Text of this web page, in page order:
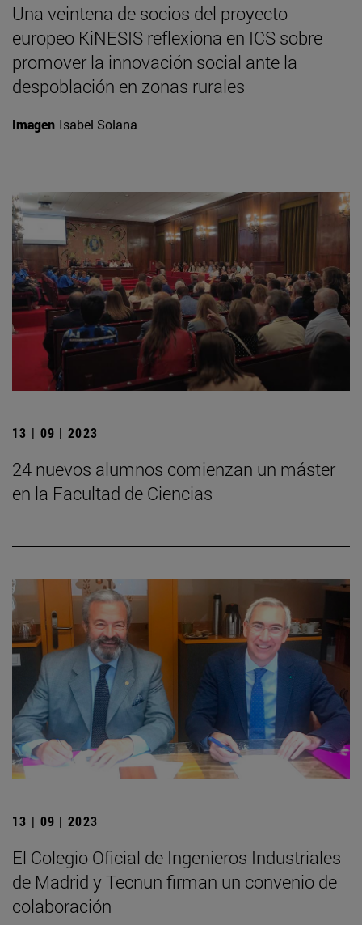
Una veintena de socios del proyecto
europeo KiNESIS reflexiona en ICS sobre
promover la innovación social ante la
despoblación en zonas rurales
Imagen Isabel Solana
13 | 09 | 2023
24 nuevos alumnos comienzan un máster
en la Facultad de Ciencias
13 | 09 | 2023
El Colegio Oficial de Ingenieros Industriales
de Madrid y Tecnun firman un convenio de
colaboración